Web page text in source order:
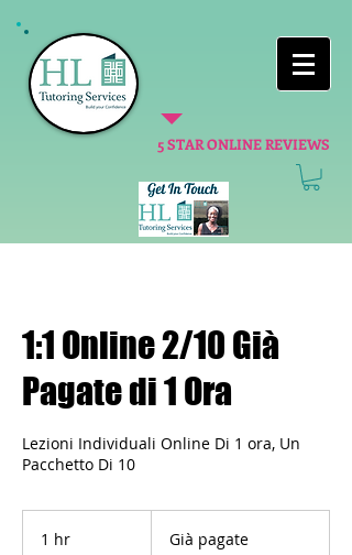
5 STAR ONLINE REVIEWS
1:1 Online 2/10 Già
Pagate di 1 Ora
Lezioni Individuali Online Di 1 ora, Un
1 hr Già pagate